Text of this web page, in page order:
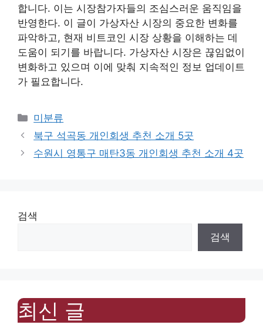
합니다. 이는 시장참가자들의 조심스러운 움직임을
반영한다. 이 글이 가상자산 시장의 중요한 변화를
파악하고, 현재 비트코인 ​​시장 상황을 이해하는 데
도움이 되기를 바랍니다. 가상자산 시장은 끊임없이
변화하고 있으며 이에 맞춰 지속적인 정보 업데이트
가 필요합니다.
Categories
미분류
북구 석곡동 개인회생 추천 소개 5곳
수원시 영통구 매탄3동 개인회생 추천 소개 4곳
검색
검색
최신 글